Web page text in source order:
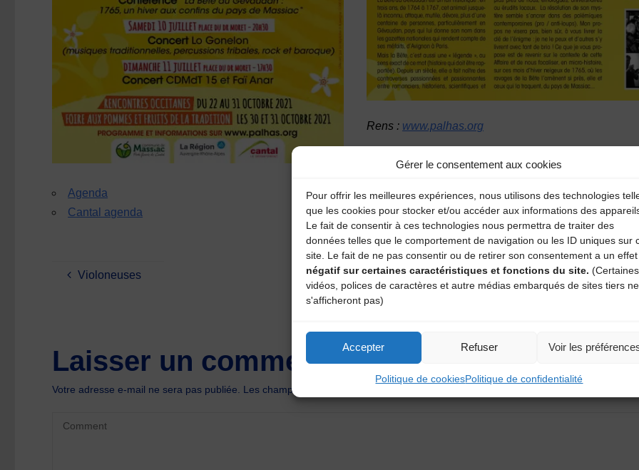
Gérer le consentement aux cookies
Pour offrir les meilleures expériences, nous utilisons des technologies
que les cookies pour stocker et/ou accéder aux informations des
Le fait de consentir à ces technologies nous permettra de traiter des
données telles que le comportement de navigation ou les ID uniques sur
site. Le fait de ne pas consentir ou de retirer son consentement a un effet
négatif sur certaines caractéristiques et fonctions du site. (Certaines
vidéos, polices de caractères et autre médias embarqués de sites tiers ne
s'afficheront pas)
Accepter Refuser Voir les
Politique de cookiesPolitique de confidentialité
Rens : www.palhas.org
Catégories
Agenda
Cantal agenda
Violoneuses
Laisser un commentaire
Votre adresse e-mail ne sera pas publiée. Les champs obligatoires sont indiqués avec